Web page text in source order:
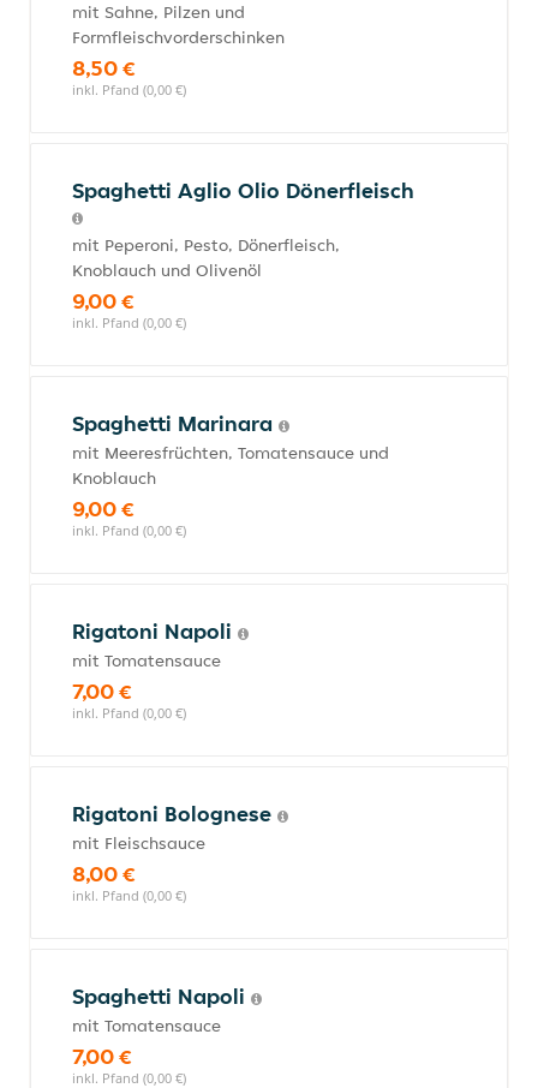
mit Sahne, Pilzen und
Formfleischvorderschinken
8,50 €
inkl. Pfand (0,00 €)
Spaghetti Aglio Olio Dönerfleisch
mit Peperoni, Pesto, Dönerfleisch,
Knoblauch und Olivenöl
9,00 €
inkl. Pfand (0,00 €)
Spaghetti Marinara
mit Meeresfrüchten, Tomatensauce und
Knoblauch
9,00 €
inkl. Pfand (0,00 €)
Rigatoni Napoli
mit Tomatensauce
7,00 €
inkl. Pfand (0,00 €)
Rigatoni Bolognese
mit Fleischsauce
8,00 €
inkl. Pfand (0,00 €)
Spaghetti Napoli
mit Tomatensauce
7,00 €
inkl. Pfand (0,00 €)